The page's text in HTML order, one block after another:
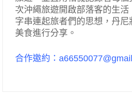
次沖繩旅遊開啟部落客的生
字串連起旅者們的思想，丹
美食進行分享。
合作邀約：